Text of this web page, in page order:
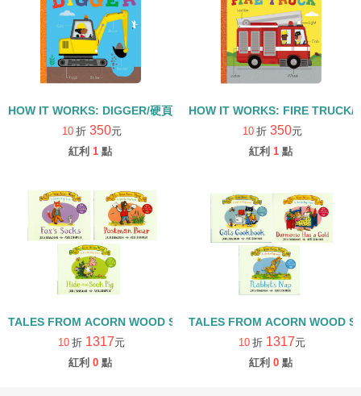
HOW IT WORKS: DIGGER/硬頁書
10 折 350元
紅利 1 點
HOW IT WORKS: FIRE TRUCK/
10 折 350元
紅利 1 點
TALES FROM ACORN WOOD STORY COLLECTION 觀察探索組/
10 折 1317元
紅利 0 點
TALES FROM ACORN WOOD
10 折 1317元
紅利 0 點